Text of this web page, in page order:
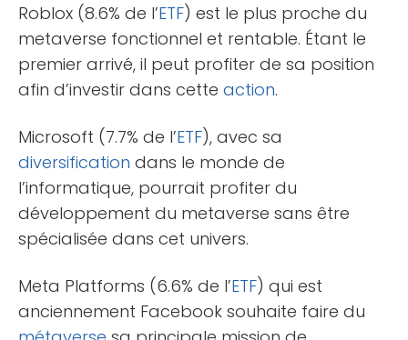
Roblox (8.6% de l’ETF) est le plus proche du
metaverse fonctionnel et rentable. Étant le
premier arrivé, il peut profiter de sa position
afin d’investir dans cette action.
Microsoft (7.7% de l’ETF), avec sa
diversification dans le monde de
l’informatique, pourrait profiter du
développement du metaverse sans être
spécialisée dans cet univers.
Meta Platforms (6.6% de l’ETF) qui est
anciennement Facebook souhaite faire du